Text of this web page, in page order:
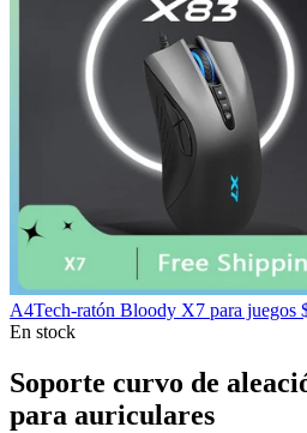
A4Tech-ratón Bloody X7 para juegos
En stock
Soporte curvo de
para auriculares